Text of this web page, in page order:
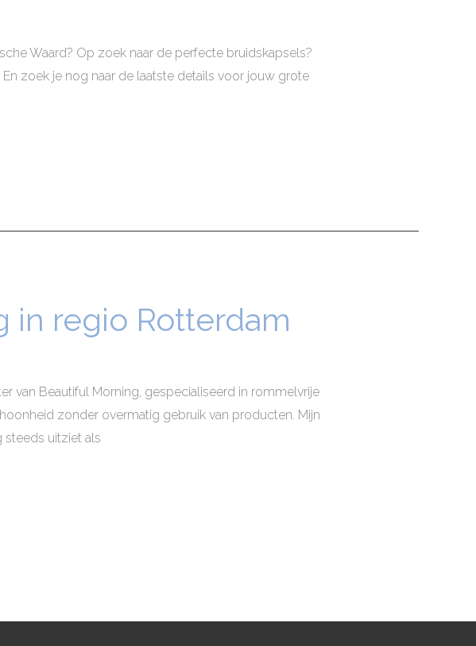
Waard? Op zoek naar de perfecte bruidskapsels?
zoek je nog naar de laatste details voor jouw grote
in regio Rotterdam
van Beautiful Morning, gespecialiseerd in rommelvrije
zonder overmatig gebruik van producten. Mijn
steeds uitziet als